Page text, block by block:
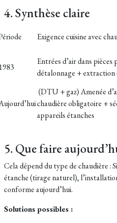
4. Synthèse claire
Exigence cuisine avec
Entrées d’air dans
détalonnage + extraction
(DTU + gaz) Amenée
chaudière obligatoire +
appareils étanches
5. Que faire
Cela dépend du type de chaudière :
étanche (tirage naturel),
conforme aujourd’hui.
Solutions possibles :